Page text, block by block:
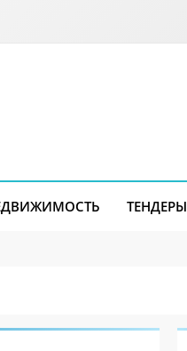
ТЕНДЕРЫ